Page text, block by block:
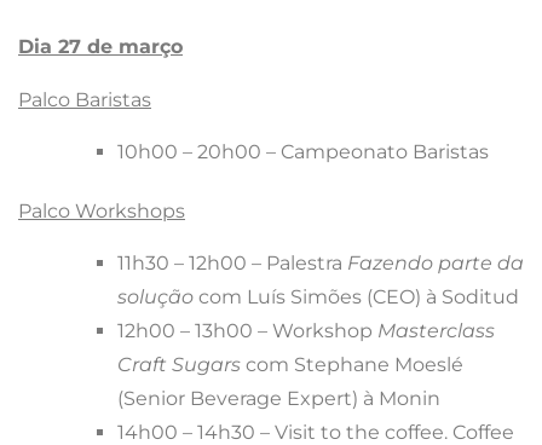
Dia 27 de março
Palco Baristas
10h00 – 20h00 – Campeonato Baristas
Palco Workshops
11h30 – 12h00 – Palestra Fazendo parte da
solução com Luís Simões (CEO) à Soditud
12h00 – 13h00 – Workshop Masterclass
Craft Sugars com Stephane Moeslé
(Senior Beverage Expert) à Monin
14h00 – 14h30 – Visit to the coffee. Coffee